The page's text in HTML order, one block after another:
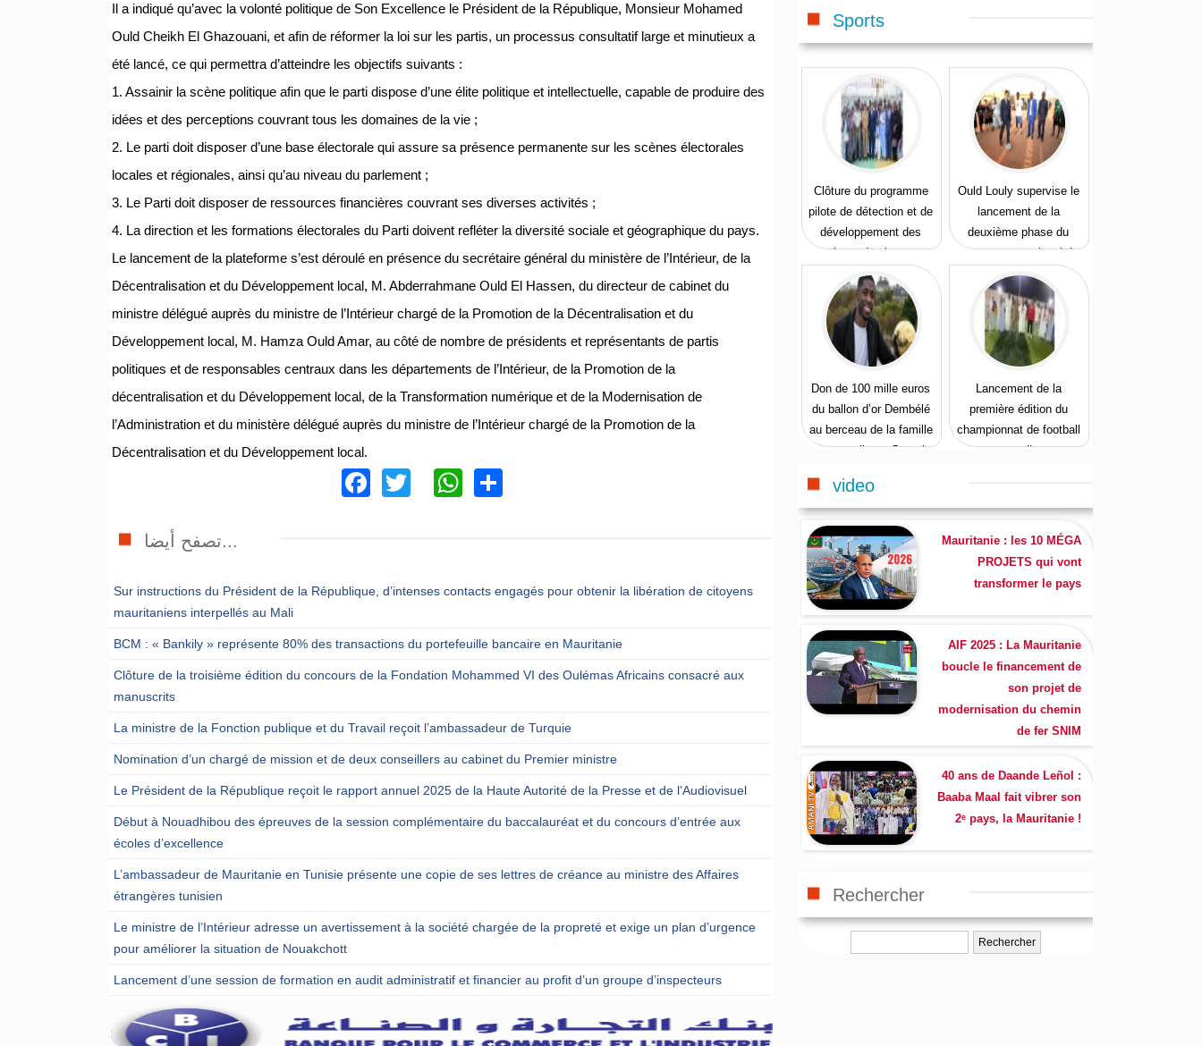
Il a indiqué qu’avec la volonté politique de Son Excellence le Président de la République, Monsieur Mohamed
Ould Cheikh El Ghazouani, et afin de réformer la loi sur les partis, un processus consultatif large et minutieux a
été lancé, ce qui permettra d’atteindre les objectifs suivants :
1. Assainir la scène politique afin que le parti dispose d’une élite politique et intellectuelle, capable de produire des
idées et des perceptions couvrant tous les domaines de la vie ;
2. Le parti doit disposer d’une base électorale qui assure sa présence permanente sur les scènes électorales
locales et régionales, ainsi qu’au niveau du parlement ;
3. Le Parti doit disposer de ressources financières couvrant ses diverses activités ;
4. La direction et les formations électorales du Parti doivent refléter la diversité sociale et géographique du pays.
Le lancement de la plateforme s’est déroulé en présence du secrétaire général du ministère de l’Intérieur, de la
Décentralisation et du Développement local, M. Abderrahmane Ould El Hassen, du directeur de cabinet du
ministre délégué auprès du ministre de l’Intérieur chargé de la Promotion de la Décentralisation et du
Développement local, M. Hamza Ould Amar, au côté de nombre de présidents et représentants de partis
politiques et de responsables centraux dans les départements de l’Intérieur, de la Promotion de la
décentralisation et du Développement local, de la Transformation numérique et de la Modernisation de
l’Administration et du ministère délégué auprès du ministre de l’Intérieur chargé de la Promotion de la
Décentralisation et du Développement local.
Facebook
TwitterWhatsApp
تصفح أيضا...
Sur instructions du Président de la République, d’intenses contacts engagés pour obtenir la libération de citoyens
mauritaniens interpellés au Mali
BCM : « Bankily » représente 80% des transactions du portefeuille bancaire en Mauritanie
Clôture de la troisième édition du concours de la Fondation Mohammed VI des Oulémas Africains consacré aux
manuscrits
La ministre de la Fonction publique et du Travail reçoit l’ambassadeur de Turquie
Nomination d’un chargé de mission et de deux conseillers au cabinet du Premier ministre
Le Président de la République reçoit le rapport annuel 2025 de la Haute Autorité de la Presse et de l’Audiovisuel
Début à Nouadhibou des épreuves de la session complémentaire du baccalauréat et du concours d’entrée aux
écoles d’excellence
L’ambassadeur de Mauritanie en Tunisie présente une copie de ses lettres de créance au ministre des Affaires
étrangères tunisien
Le ministre de l’Intérieur adresse un avertissement à la société chargée de la propreté et exige un plan d’urgence
pour améliorer la situation de Nouakchott
Lancement d’une session de formation en audit administratif et financier au profit d’un groupe d’inspecteurs
Sports
Ould Louly supervise le
lancement de la
deuxième phase du
Programme national de
protection de la jeunesse
Clôture du programme
pilote de détection et de
développement des
talents des jeunes
Lancement de la
première édition du
championnat de football
en salle
Don de 100 mille euros
du ballon d’or Dembélé
au berceau de la famille
maternelle au Gorgol
video
Mauritanie : les 10 MÉGA
PROJETS qui vont
transformer le pays
AIF 2025 : La Mauritanie
boucle le financement de
son projet de
modernisation du chemin
de fer SNIM
40 ans de Daande Leñol :
Baaba Maal fait vibrer son
2ᵉ pays, la Mauritanie !
Rechercher